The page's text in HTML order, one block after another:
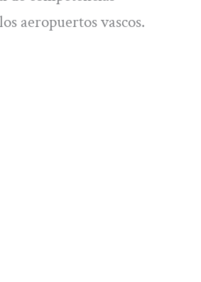
aeropuertos vascos.